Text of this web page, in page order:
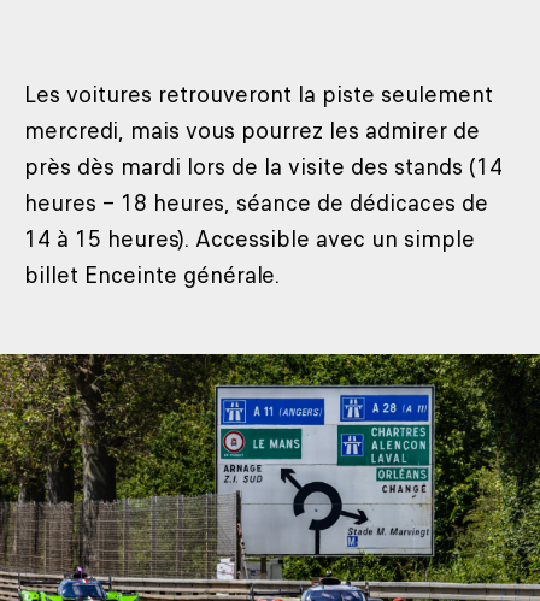
Les voitures retrouveront la piste seulement
mercredi, mais vous pourrez les admirer de
près dès mardi lors de la visite des stands (14
heures – 18 heures, séance de dédicaces de
14 à 15 heures). Accessible avec un simple
billet Enceinte générale.